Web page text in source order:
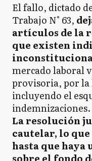
El fallo, dictado
Trabajo N° 63,
artículos de la
que existen
mercado laboral
provisoria, por
incluyendo el
indemnizaciones.
La resolución
cautelar, lo
hasta que
sobre el fondo